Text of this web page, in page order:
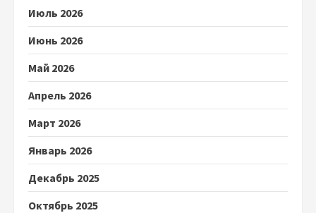
Июль 2026
Июнь 2026
Май 2026
Апрель 2026
Март 2026
Январь 2026
Декабрь 2025
Октябрь 2025